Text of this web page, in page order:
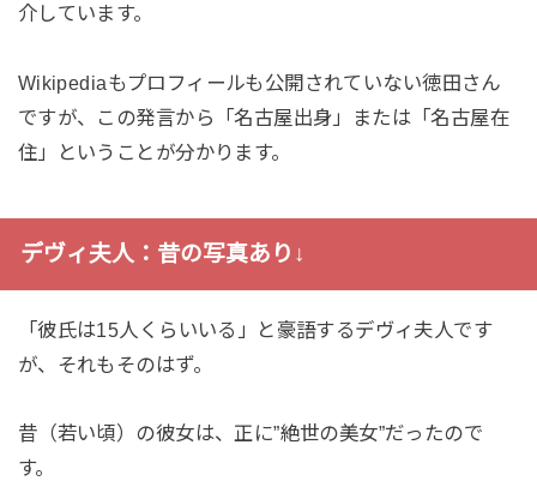
介しています。
Wikipediaもプロフィールも公開されていない徳田さん
ですが、この発言から「名古屋出身」または「名古屋在
住」ということが分かります。
デヴィ夫人：昔の写真あり↓
「彼氏は15人くらいいる」と豪語するデヴィ夫人です
が、それもそのはず。
昔（若い頃）の彼女は、正に”絶世の美女”だったので
す。